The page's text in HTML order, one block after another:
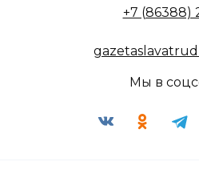
+7 (86388)
Мы в